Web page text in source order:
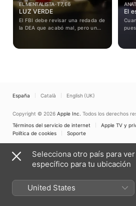
EL MENTALISTA · T7, E6
LUZ VERDE
El FBI debe revisar una redada de
la DEA que acabó mal, pero un
investigación, sino también con
El
España
Català English (UK)
Copyright © 2026 Apple Inc. Todos los derechos
Términos del servicio de internet
Apple TV y
Política de cookies
Soporte
Selecciona otro país para
específico para tu ubicación
United States